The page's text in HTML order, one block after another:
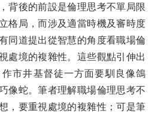
背後的前設是倫理思考不單局限
格局，而涉及適當時機及審時度
同道提出從智慧的角度看職場倫
處境的複雜性。這些觀點引伸出
市井基督徒一方面要馴良像鴿
像蛇。筆者理解職場倫理思考不
，要重視處境的複雜性；可是筆